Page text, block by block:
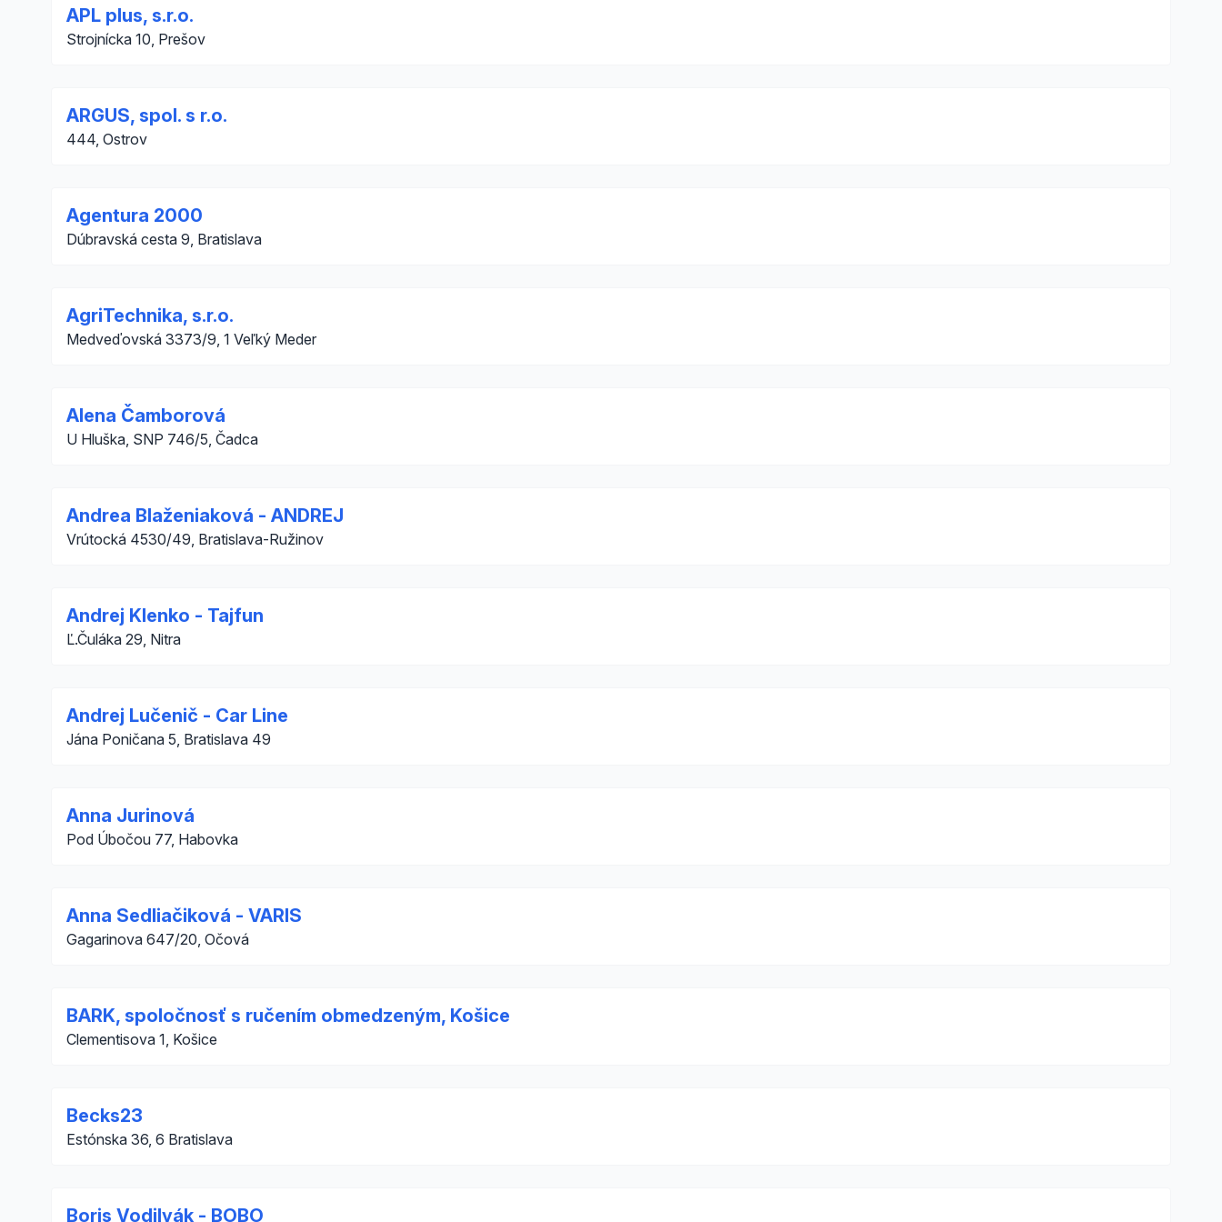
APL plus, s.r.o.
Strojnícka 10, Prešov
ARGUS, spol. s r.o.
444, Ostrov
Agentura 2000
Dúbravská cesta 9, Bratislava
AgriTechnika, s.r.o.
Medveďovská 3373/9, 1 Veľký Meder
Alena Čamborová
U Hluška, SNP 746/5, Čadca
Andrea Blaženiaková - ANDREJ
Vrútocká 4530/49, Bratislava-Ružinov
Andrej Klenko - Tajfun
Ľ.Čuláka 29, Nitra
Andrej Lučenič - Car Line
Jána Poničana 5, Bratislava 49
Anna Jurinová
Pod Úbočou 77, Habovka
Anna Sedliačiková - VARIS
Gagarinova 647/20, Očová
BARK, spoločnosť s ručením obmedzeným, Košice
Clementisova 1, Košice
Becks23
Estónska 36, 6 Bratislava
Boris Vodilyák - BOBO